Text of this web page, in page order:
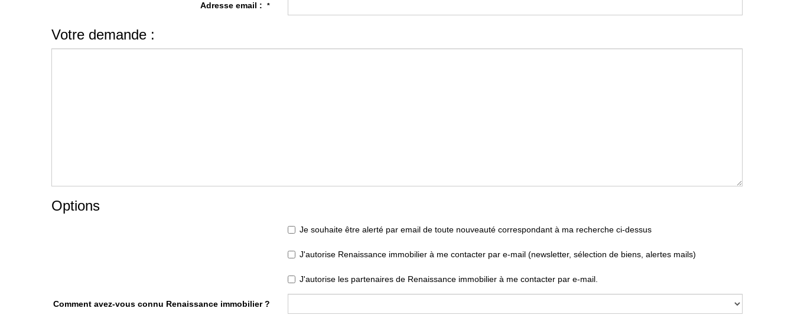
Adresse email : *
Votre demande :
Options
Je souhaite être alerté par email de toute nouveauté correspondant à ma recherche ci-dessus
J'autorise Renaissance immobilier à me contacter par e-mail (newsletter, sélection de biens, alertes mails)
J'autorise les partenaires de Renaissance immobilier à me contacter par e-mail.
Comment avez-vous connu Renaissance immobilier ?